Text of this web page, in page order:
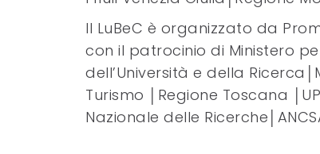
Il LuBeC è organizzato da
con il patrocinio di Ministero
dell’Università e della
Turismo │Regione Toscana
Nazionale delle